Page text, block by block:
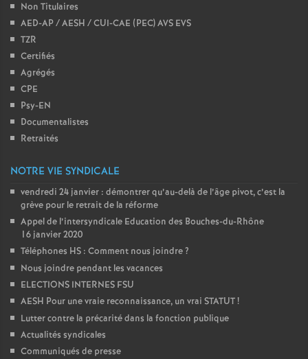
Non Titulaires
AED-AP / AESH / CUI-CAE (PEC) AVS EVS
TZR
Certifiés
Agrégés
CPE
Psy-EN
Documentalistes
Retraités
NOTRE VIE SYNDICALE
vendredi 24 janvier : démontrer qu’au-delà de l’âge pivot, c’est la
grève pour le retrait de la réforme
Appel de l’intersyndicale Education des Bouches-du-Rhône
16 janvier 2020
Téléphones HS : Comment nous joindre?
Nous joindre pendant les vacances
ELECTIONS INTERNES FSU
AESH Pour une vraie reconnaissance, un vrai STATUT!
Lutter contre la précarité dans la fonction publique
Actualités syndicales
Communiqués de presse